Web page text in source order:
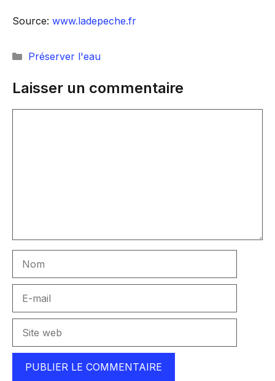
Source: www.ladepeche.fr
Catégories
Préserver l'eau
Laisser un commentaire
mail
web